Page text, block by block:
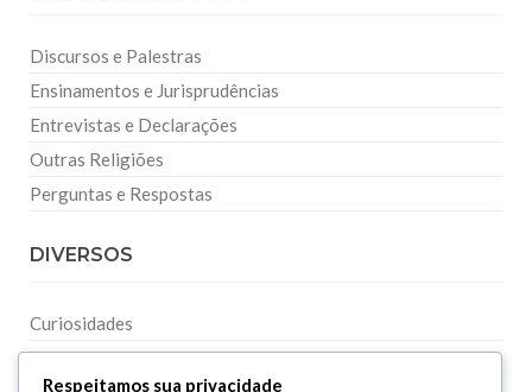
Discursos e Palestras
Ensinamentos e Jurisprudências
Entrevistas e Declarações
Outras Religiões
Perguntas e Respostas
DIVERSOS
Curiosidades
Dicionário Islâmico
Respeitamos sua privacidade